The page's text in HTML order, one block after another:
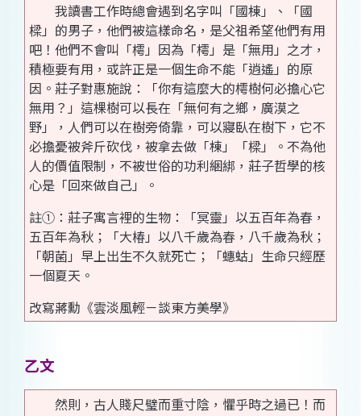
我讀書工作時總會遇到名字叫「國棟」、「國
樑」的男子，他們被這樣命名，是父祖希望他們有用
吧！他們不會叫「樗」因為「樗」是「無用」之才，
積極要有用，或許正是一個生命不能「逍遙」的原
因。莊子對惠施說：「你有這麼大的樗樹何必擔心它
無用？」這棵樹可以長在「無何有之鄉，廣漠之
野」，人們可以在樹旁倚靠，可以寢臥在樹下，它不
必擔憂被斧斤砍伐，被拿去做「棟」「樑」。不為他
人的價值限制，不被世俗的功利綑綁，莊子哲學的核
心是「回來做自己」。
註①：莊子寓言裡的生物：「冥靈」以五百年為春，
五百年為秋；「大椿」以八千歲為春，八千歲為秋；
「朝菌」早上出生不久就死亡；「蟪蛄」生命只經歷
一個夏天。
改寫蔣勳《雲淡風輕－談東方美學》
乙文
然則，古人賤尺璧而重寸陰，懼乎時之過已！而